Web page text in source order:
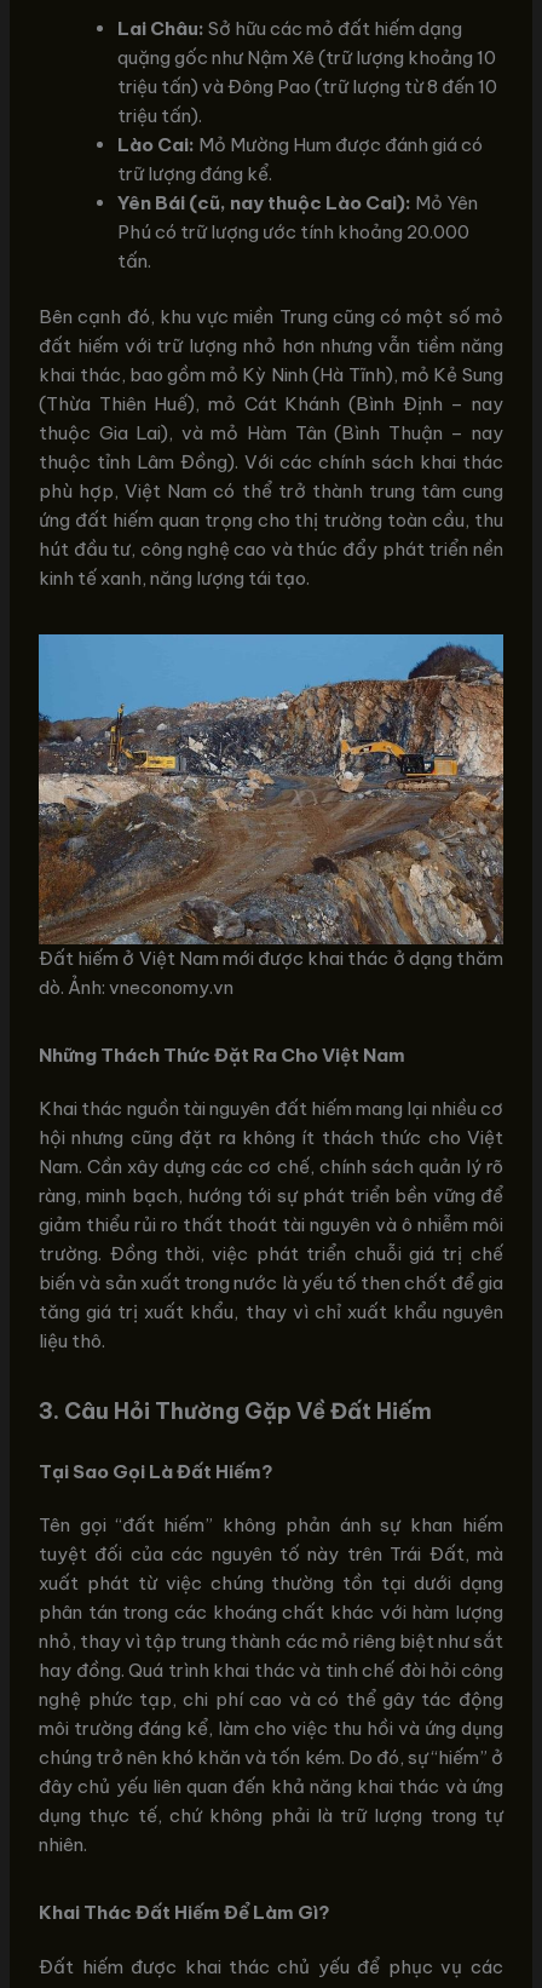
Lai Châu: Sở hữu các mỏ đất hiếm dạng
quặng gốc như Nậm Xê (trữ lượng khoảng 10
triệu tấn) và Đông Pao (trữ lượng từ 8 đến 10
triệu tấn).
Lào Cai: Mỏ Mường Hum được đánh giá có
trữ lượng đáng kể.
Yên Bái (cũ, nay thuộc Lào Cai): Mỏ Yên
Phú có trữ lượng ước tính khoảng 20.000
tấn.
Bên cạnh đó, khu vực miền Trung cũng có một số mỏ
đất hiếm với trữ lượng nhỏ hơn nhưng vẫn tiềm năng
khai thác, bao gồm mỏ Kỳ Ninh (Hà Tĩnh), mỏ Kẻ Sung
(Thừa Thiên Huế), mỏ Cát Khánh (Bình Định – nay
thuộc Gia Lai), và mỏ Hàm Tân (Bình Thuận – nay
thuộc tỉnh Lâm Đồng). Với các chính sách khai thác
phù hợp, Việt Nam có thể trở thành trung tâm cung
ứng đất hiếm quan trọng cho thị trường toàn cầu, thu
hút đầu tư, công nghệ cao và thúc đẩy phát triển nền
kinh tế xanh, năng lượng tái tạo.
Đất hiếm ở Việt Nam mới được khai thác ở dạng thăm
dò. Ảnh: vneconomy.vn
Những Thách Thức Đặt Ra Cho Việt Nam
Khai thác nguồn tài nguyên đất hiếm mang lại nhiều cơ
hội nhưng cũng đặt ra không ít thách thức cho Việt
Nam. Cần xây dựng các cơ chế, chính sách quản lý rõ
ràng, minh bạch, hướng tới sự phát triển bền vững để
giảm thiểu rủi ro thất thoát tài nguyên và ô nhiễm môi
trường. Đồng thời, việc phát triển chuỗi giá trị chế
biến và sản xuất trong nước là yếu tố then chốt để gia
tăng giá trị xuất khẩu, thay vì chỉ xuất khẩu nguyên
liệu thô.
3. Câu Hỏi Thường Gặp Về Đất Hiếm
Tại Sao Gọi Là Đất Hiếm?
Tên gọi “đất hiếm” không phản ánh sự khan hiếm
tuyệt đối của các nguyên tố này trên Trái Đất, mà
xuất phát từ việc chúng thường tồn tại dưới dạng
phân tán trong các khoáng chất khác với hàm lượng
nhỏ, thay vì tập trung thành các mỏ riêng biệt như sắt
hay đồng. Quá trình khai thác và tinh chế đòi hỏi công
nghệ phức tạp, chi phí cao và có thể gây tác động
môi trường đáng kể, làm cho việc thu hồi và ứng dụng
chúng trở nên khó khăn và tốn kém. Do đó, sự “hiếm” ở
đây chủ yếu liên quan đến khả năng khai thác và ứng
dụng thực tế, chứ không phải là trữ lượng trong tự
nhiên.
Khai Thác Đất Hiếm Để Làm Gì?
Đất hiếm được khai thác chủ yếu để phục vụ các